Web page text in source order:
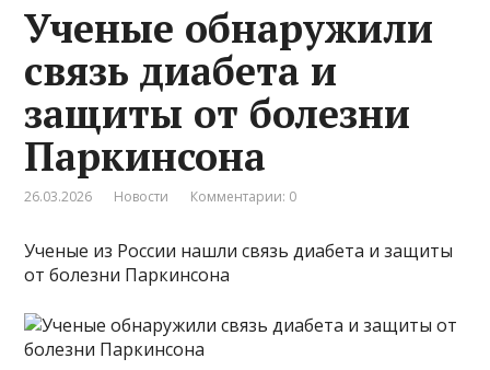
Ученые обнаружили
связь диабета и
защиты от болезни
Паркинсона
26.03.2026 Новости Комментарии: 0
Ученые из России нашли связь диабета и защиты
от болезни Паркинсона